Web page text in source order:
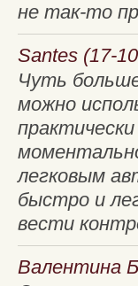
не так-то
Santes (17-
Чуть больше
можно
легковым
быстро и
вести
Валентина